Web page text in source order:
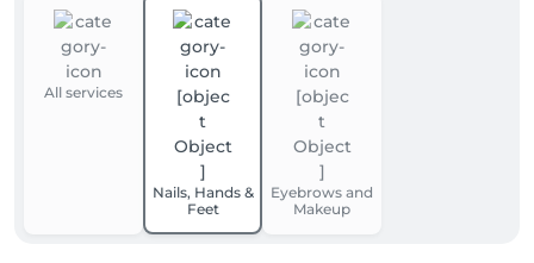
All services
Nails, Hands &
Feet
Eyebrows and
Makeup